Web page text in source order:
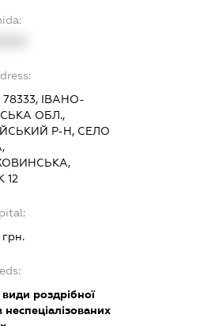
78333, ІВАНО-
ОБЛ.,
Р-Н, СЕЛО
12
види роздрібної
неспеціалізованих